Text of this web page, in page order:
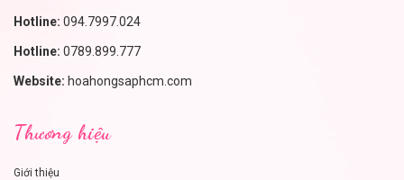
Hotline: 094.7997.024
Hotline: 0789.899.777
Website: hoahongsaphcm.com
Thương hiệu
Giới thiệu